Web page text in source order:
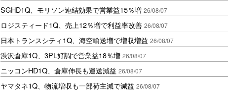
SGHD1Q、モリソン連結効果で営業益15％増 26/08/07
ロジスティード1Q、売上12％増で利益率改善 26/08/07
日本トランスシティ1Q、海空輸送増で増収増益 26/08/07
渋沢倉庫1Q、3PL好調で営業益18％増 26/08/07
ニッコンHD1Q、倉庫伸長も運送減益 26/08/07
ヤマタネ1Q、物流増収も一部荷主減で減益 26/08/07